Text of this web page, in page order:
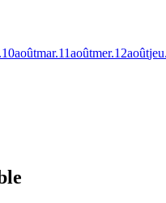
10aoûtmar.11aoûtmer.12août